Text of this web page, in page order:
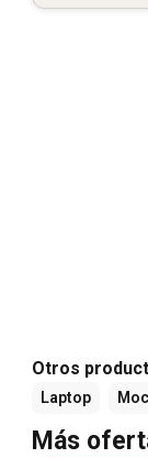
Otros
Laptop
Más